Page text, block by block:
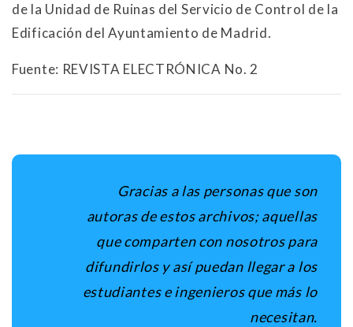
de la Unidad de Ruinas del Servicio de Control de la
Edificación del Ayuntamiento de Madrid.
Fuente: REVISTA ELECTRÓNICA No. 2
Gracias a las personas que son
autoras de estos archivos; aquellas
que comparten con nosotros para
difundirlos y así puedan llegar a los
estudiantes e ingenieros que más lo
necesitan.